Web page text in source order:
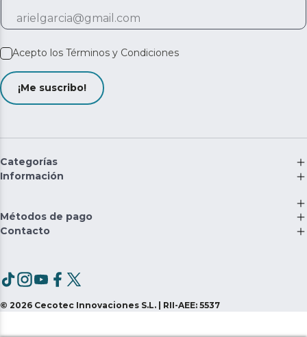
Acepto los Términos y Condiciones
¡Me suscribo!
Categorías
Información
Métodos de pago
Contacto
© 2026 Cecotec Innovaciones S.L. | RII-AEE: 5537